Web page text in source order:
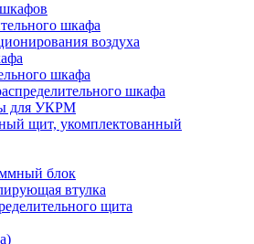
шкафа
воздуха
шкафа
шкафа
для УКРМ
щит, укомплектованный
блок
втулка
щита